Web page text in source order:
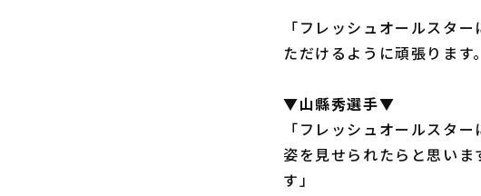
「フレッシュオールスタ
ただけるように頑張ります
▼山縣秀選手▼
「フレッシュオールスタ
姿を見せられたらと思い
す」